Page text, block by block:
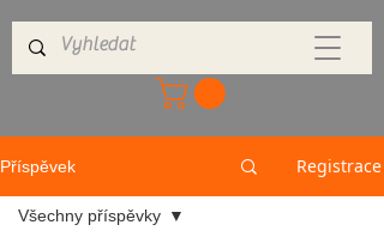
Příspěvek Registrace
Všechny příspěvky